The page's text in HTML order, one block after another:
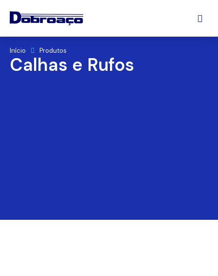
Início Produtos
Calhas e Rufos